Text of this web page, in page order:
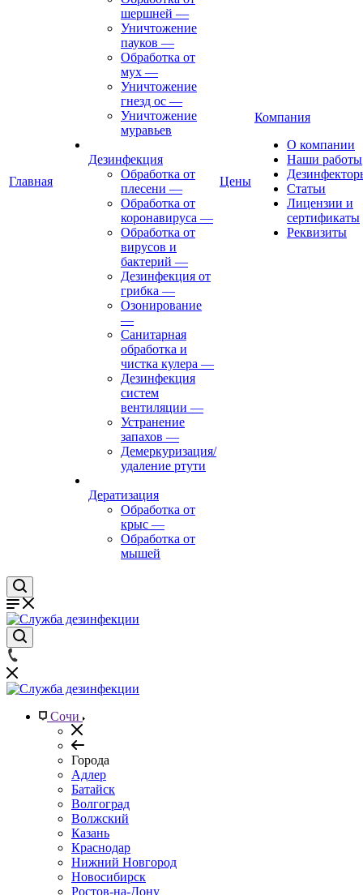
Главная
шершней —
Уничтожение
пауков —
Обработка от
мух —
Уничтожение
гнезд ос —
Уничтожение
муравьев
Дезинфекция
Обработка от
плесени —
Обработка от
коронавируса —
Обработка от
вирусов и
бактерий —
Дезинфекция от
грибка —
Озонирование
—
Санитарная
обработка и
чистка кулера —
Дезинфекция
систем
вентиляции —
Устранение
запахов —
Демеркуризация/
удаление ртути
Дератизация
Обработка от
крыс —
Обработка от
мышей
Цены
Компания
О компании
Наши работы
Статьи
Лицензии и
сертификаты
Реквизиты
Сочи
Города
Адлер
Батайск
Волгоград
Волжский
Казань
Краснодар
Нижний Новгород
Новосибирск
Ростов-на-Дону